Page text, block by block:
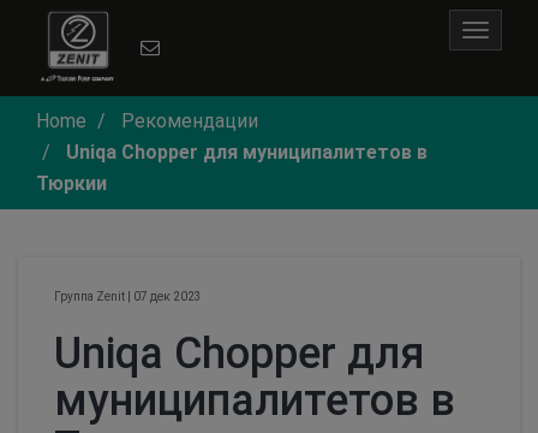
Toggle
Home
Рекомендации
Uniqa Chopper для муниципалитетов в
Тюркии
Группа Zenit 07 дек 2023
Uniqa Chopper для
муниципалитетов в